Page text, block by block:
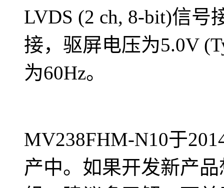
LVDS (2 ch, 8-bit)信号
接，驱屏电压为5.0V
为60Hz。
MV238FHM-N10于
产中。如果开发新产